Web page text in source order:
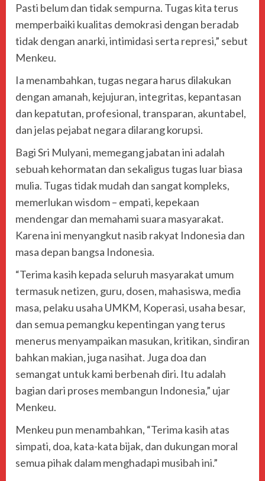
Pasti belum dan tidak sempurna. Tugas kita terus
memperbaiki kualitas demokrasi dengan beradab
tidak dengan anarki, intimidasi serta represi,” sebut
Menkeu.
Ia menambahkan, tugas negara harus dilakukan
dengan amanah, kejujuran, integritas, kepantasan
dan kepatutan, profesional, transparan, akuntabel,
dan jelas pejabat negara dilarang korupsi.
Bagi Sri Mulyani, memegang jabatan ini adalah
sebuah kehormatan dan sekaligus tugas luar biasa
mulia. Tugas tidak mudah dan sangat kompleks,
memerlukan wisdom – empati, kepekaan
mendengar dan memahami suara masyarakat.
Karena ini menyangkut nasib rakyat Indonesia dan
masa depan bangsa Indonesia.
“Terima kasih kepada seluruh masyarakat umum
termasuk netizen, guru, dosen, mahasiswa, media
masa, pelaku usaha UMKM, Koperasi, usaha besar,
dan semua pemangku kepentingan yang terus
menerus menyampaikan masukan, kritikan, sindiran
bahkan makian, juga nasihat. Juga doa dan
semangat untuk kami berbenah diri. Itu adalah
bagian dari proses membangun Indonesia,” ujar
Menkeu.
Menkeu pun menambahkan, “Terima kasih atas
simpati, doa, kata-kata bijak, dan dukungan moral
semua pihak dalam menghadapi musibah ini.”